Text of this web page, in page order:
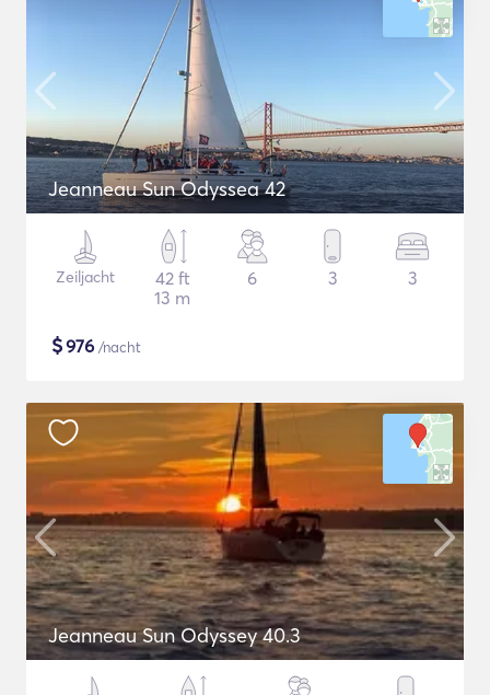
Jeanneau Sun Odyssea 42
Zeiljacht
42 ft
13 m
6 3 3
$976 /nacht
Jeanneau Sun Odyssey 40.3